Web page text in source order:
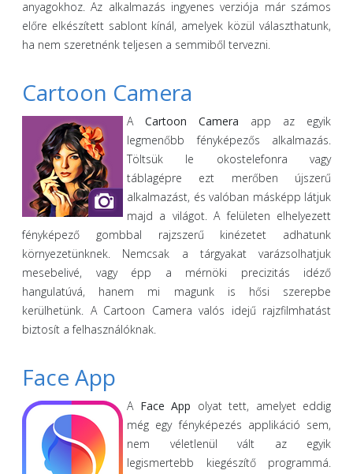
anyagokhoz. Az alkalmazás ingyenes verziója már számos
előre elkészített sablont kínál, amelyek közül választhatunk,
ha nem szeretnénk teljesen a semmiből tervezni.
Cartoon Camera
A Cartoon Camera app az egyik
legmenőbb fényképezős alkalmazás.
Töltsük le okostelefonra vagy
táblagépre ezt merőben újszerű
alkalmazást, és valóban másképp látjuk
majd a világot. A felületen elhelyezett
fényképező gombbal rajzszerű kinézetet adhatunk
környezetünknek. Nemcsak a tárgyakat varázsolhatjuk
mesebelivé, vagy épp a mérnöki precizitás idéző
hangulatúvá, hanem mi magunk is hősi szerepbe
kerülhetünk. A Cartoon Camera valós idejű rajzfilmhatást
biztosít a felhasználóknak.
Face App
A Face App olyat tett, amelyet eddig
még egy fényképezés applikáció sem,
nem véletlenül vált az egyik
legismertebb kiegészítő programmá.